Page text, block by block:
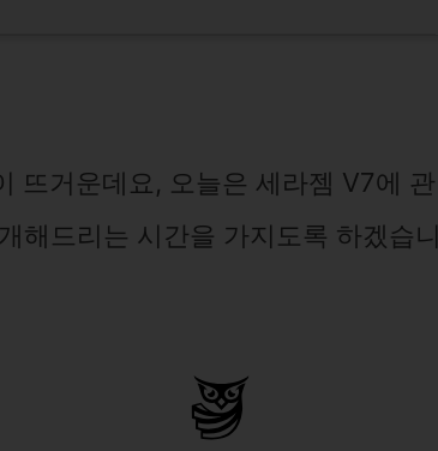
뜨거운데요, 오늘은 세라젬 V7에 관
해드리는 시간을 가지도록 하겠습니